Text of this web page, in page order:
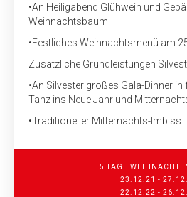
•An Heiligabend Glühwein und
Weihnachtsbaum
•Festliches Weihnachtsmenü am
Zusätzliche Grundleistungen
•An Silvester großes Gala-Dinner
Tanz ins Neue Jahr und
•Traditioneller Mitternachts-Imbiss
5 TAGE
23.12.21 -
22.12.22 -